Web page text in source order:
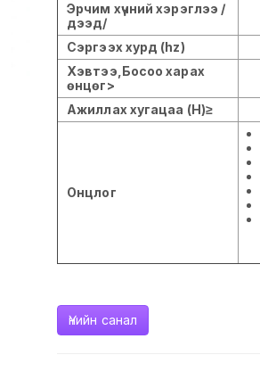
Эрчим хүчний хэрэглээ /
дээд/
Сэргээх хурд (hz)
Хэвтээ,Босоо харах
өнцөг>
Ажиллах хугацаа (H)≥
Онцлог
Үнийн санал